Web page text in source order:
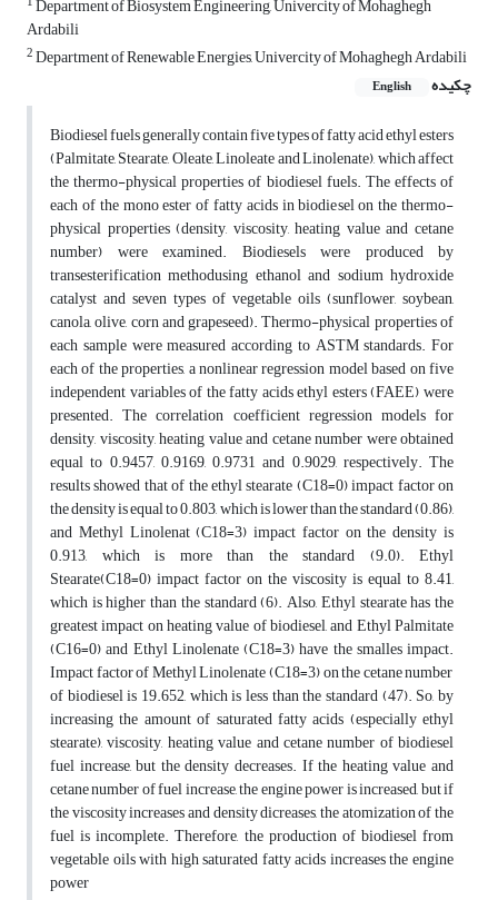
Department of Biosystem Engineering, Univercity of Mohaghegh
Ardabili
2Department of Renewable Energies, Univercity of Mohaghegh Ardabili
چکیده
English
Biodiesel fuels generally contain five types of fatty acid ethyl esters
(Palmitate, Stearate, Oleate, Linoleate and Linolenate), which affect
the thermo-physical properties of biodiesel fuels. The effects of
each of the mono ester of fatty acids in biodiesel on the thermo-
physical properties (density, viscosity, heating value and cetane
number) were examined. Biodiesels were produced by
transesterification methodusing ethanol and sodium hydroxide
catalyst and seven types of vegetable oils (sunflower, soybean,
canola, olive, corn and grapeseed).Thermo-physical properties of
each sample were measured according to ASTM standards. For
each of the properties, a nonlinear regression model based on five
independent variables of the fatty acids ethyl esters (FAEE) were
presented.The correlation coefficient regression models for
density, viscosity, heating value and cetane number were obtained
equal to 0.9457, 0.9169, 0.9731 and 0.9029, respectively. The
results showed that of the ethyl stearate (C18=0)impact factor on
the density is equal to 0.803, which is lower than the standard (0.86),
and Methyl Linolenat (C18=3) impact factor on the density is
0.913, which is more than the standard (9.0). Ethyl
Stearate(C18=0) impact factor on the viscosity is equal to 8.41,
which is higher than the standard (6). Also, Ethyl stearate has the
greatest impact on heating value of biodiesel, and Ethyl Palmitate
(C16=0) and Ethyl Linolenate (C18=3) have the smalles impact.
Impact factor of Methyl Linolenate (C18=3) on the cetane number
of biodiesel is 19.652, which is less than the standard (47).So, by
increasing the amount of saturated fatty acids (especially ethyl
stearate), viscosity, heating value and cetane number of biodiesel
fuel increase, but the density decreases. If the heating value and
cetane number of fuel increase, the engine power is increased,but if
the viscosity increases and density dicreases, the atomization of the
fuel is incomplete. Therefore, the production of biodiesel from
vegetable oils with high saturated fatty acids increases the engine
power